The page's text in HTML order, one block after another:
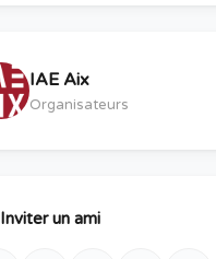
IAE Aix
Organisateurs
Inviter un ami